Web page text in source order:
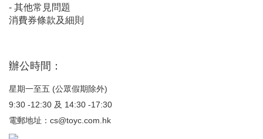
- 其他常見問題
消費券條款及細則
辦公時間：
星期一至五 (公眾假期除外)
9:30 -12:30 及 14:30 -17:30
電郵地址： cs@toyc.com.hk